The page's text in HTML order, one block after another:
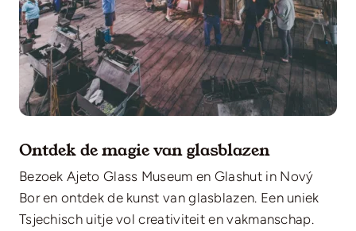
Ontdek de magie van glasblazen
Bezoek Ajeto Glass Museum en Glashut in Nový
Bor en ontdek de kunst van glasblazen. Een uniek
Tsjechisch uitje vol creativiteit en vakmanschap.